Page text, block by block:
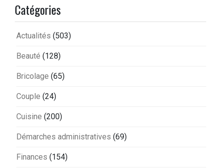
Catégories
Actualités (503)
Beauté (128)
Bricolage (65)
Couple (24)
Cuisine (200)
Démarches administratives (69)
Finances (154)